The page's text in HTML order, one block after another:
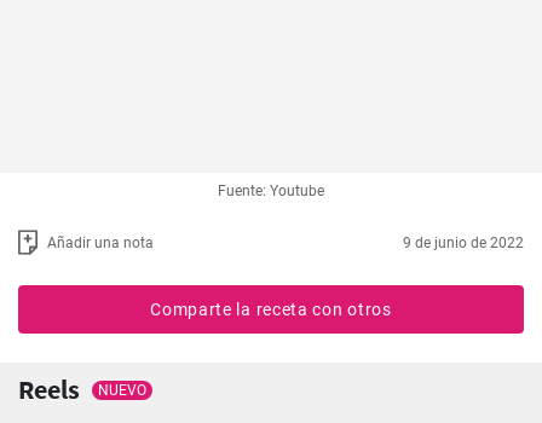
Fuente: Youtube
Añadir una nota 9 de junio de 2022
Comparte la receta con otros
Reels NUEVO